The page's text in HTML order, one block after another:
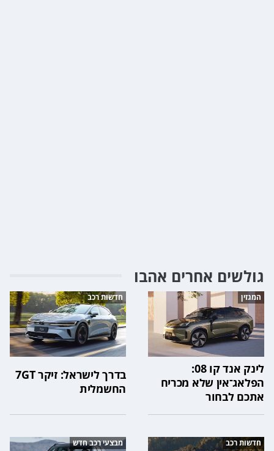
גולשים אחרים אהבו
המגזין
לינק אנד קו 08:
הפלאג־אין שלא מכריח
אתכם לבחור
חדשות רכב
בדרך לישראל: זיקר 7GT
החשמלית
חדשות רכב מבצעי רכב חדש